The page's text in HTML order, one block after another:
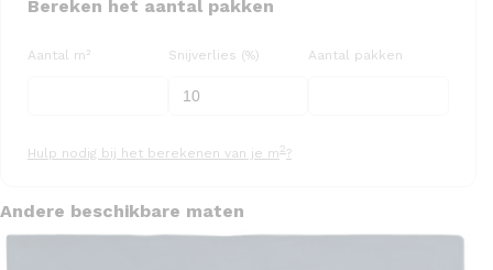
Bereken het aantal pakken
Aantal m² Snijverlies (%) Aantal pakken
Hulp nodig bij het berekenen van je m 2?
Andere beschikbare maten